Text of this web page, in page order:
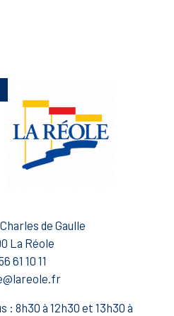
de Gaulle
La Réole
61 10 11
: 8h30 à 12h30 et 13h30 à